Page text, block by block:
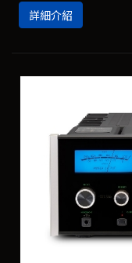
詳細介紹